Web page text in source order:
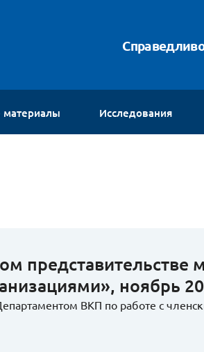
материалы Исследования
представительстве
ноябрь
ВКП по работе с